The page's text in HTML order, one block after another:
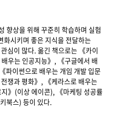
향상을 위해 꾸준히 학습하며 실험
화시키며 좋은 지식을 전달하는
심이 많다. 옮긴 책으로는 《카이
우는 인공지능》, 《구글에서 배
파이썬으로 배우는 개임 개발 입문
쟁과 평화》, 《케라스로 배우는
》(이상 에이콘), 《마케팅 성공률
북스) 등이 있다.